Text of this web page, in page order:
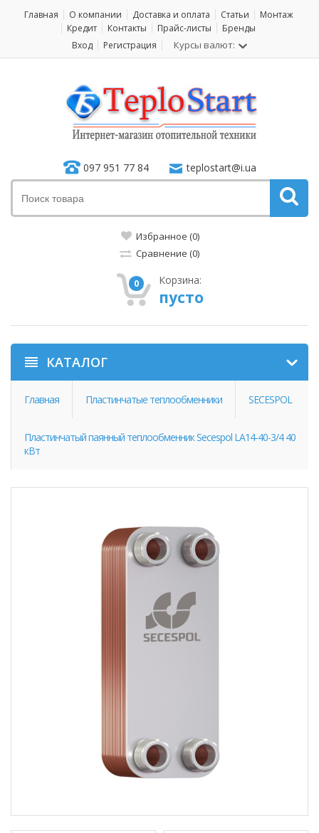
Главная О компании Доставка и оплата Статьи
Монтаж
Кредит
Контакты Прайс-листы
Бренды
Вход
Регистрация Курсы валют:
097 951 77 84 teplostart@i.ua
Избранное (0)
Сравнение (0)
0 Корзина:
пусто
КАТАЛОГ
Главная Пластинчатые теплообменники SECESPOL
Пластинчатый паянный теплообменник Secespol LA14-40-3/4 40
кВт